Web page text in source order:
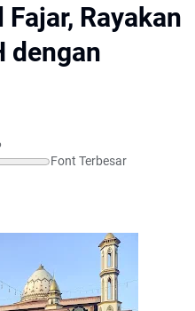
Rayakan
dengan
Font Terbesar